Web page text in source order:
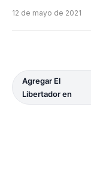
12 de mayo de 2021
Agregar El
Libertador en